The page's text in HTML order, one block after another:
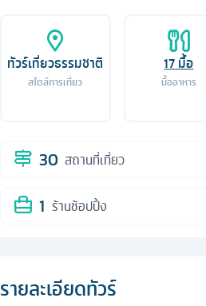
ทัวร์เที่ยวธรรมชาติ
สไตล์การเที่ยว
17มื้อ
มื้ออาหาร
30 สถานที่เที่ยว
1 ร้านช้อปปิ้ง
รายละเอียดทัวร์